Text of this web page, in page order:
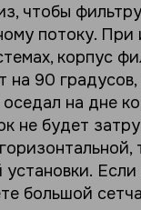
чтобы
потоку. При
корпус
на 90
на дне
не будет
установки. Если
большой